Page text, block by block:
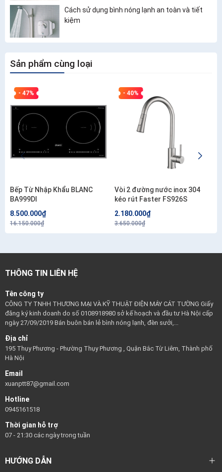
Cách sử dụng bình nóng lạnh an toàn và tiết
kiệm
Sản phẩm cùng loại
- 47%
Bếp Từ Nhập Khẩu BLANC
BA999DI
8.500.000₫
16.150.000₫
- 40%
Vòi 2 đường nước inox 304
kéo rút Faster FS926S
2.180.000₫
3.650.000₫
THÔNG TIN LIÊN HỆ
Tên công ty
CÔNG TY TNHH THƯƠNG MẠI VÀ KỸ THUẬT ĐIỆN MÁY CÁT TƯỜNG Giấy
đăng ký kinh doanh do số 0108918980 sở kế hoạch và đầu tư Hà Nội cấp
ngày 27/09/2019 Bán buôn bán lẻ bình nóng lạnh, đèn sưởi,...
Địa chỉ
195 Thụy Phương - Phường Thụy Phương , Quận Bắc Từ Liêm, Thành phố
Hà Nội
Email
xuanptt87@gmail.com
Hotline
0945161518
Thời gian hỗ trợ
07 - 21:30 các ngày trong tuần
HƯỚNG DẪN